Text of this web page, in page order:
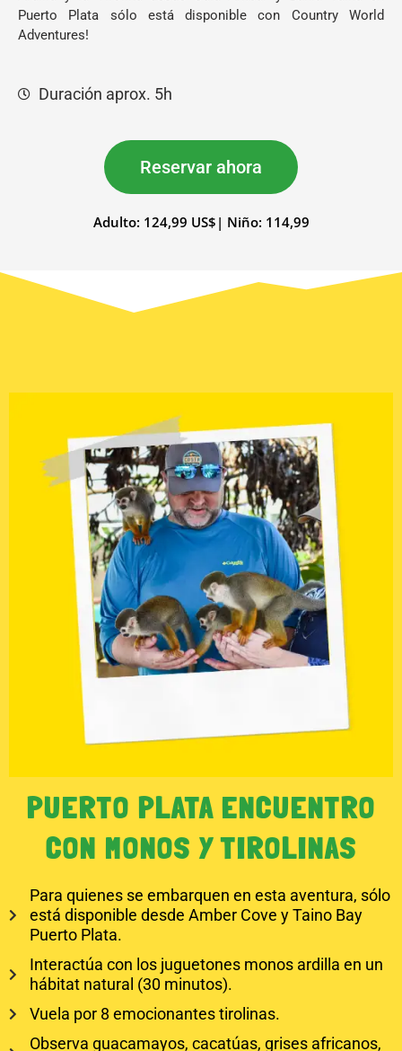
Puerto Plata sólo está disponible con Country World
Adventures!
Duración aprox. 5h
Reservar ahora
Adulto: 124,99 US$| Niño: 114,99
PUERTO PLATA ENCUENTRO
CON MONOS Y TIROLINAS
Para quienes se embarquen en esta aventura, sólo
está disponible desde Amber Cove y Taino Bay
Puerto Plata.
Interactúa con los juguetones monos ardilla en un
hábitat natural (30 minutos).
Vuela por 8 emocionantes tirolinas.
Observa guacamayos, cacatúas, grises africanos,